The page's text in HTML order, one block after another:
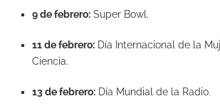
9 de febrero: Super Bowl.
11 de febrero: Día Internacional de la
Ciencia.
13 de febrero: Día Mundial de la Radio.